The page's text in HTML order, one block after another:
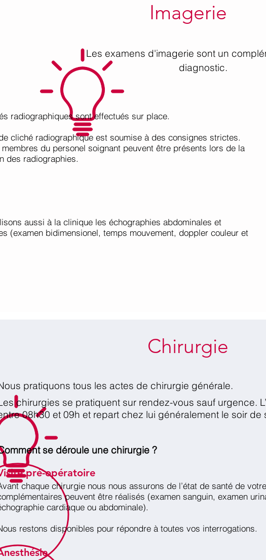
Imagerie
Les examens d'imagerie sont un
diagnostic.
radiographiques sont effectués sur place.
cliché radiographique est soumise à des consignes strictes.
du personel soignant peuvent être présents lors de la
des radiographies.
aussi à la clinique les échographies abdominales et
(examen bidimensionel, temps mouvement, doppler couleur et
Chirurgie
pratiquons tous les actes de chirurgie générale.
chirurgies se pratiquent sur rendez-vous sauf urgence.
08h30 et 09h et repart chez lui généralement le soir de
se déroule une chirurgie ?
pré-opératoire
chaque chirurgie nous nous assurons de l’état de santé de
peuvent être réalisés (examen sanguin, examen
cardiaque ou abdominale).
restons disponibles pour répondre à toutes vos interrogations.